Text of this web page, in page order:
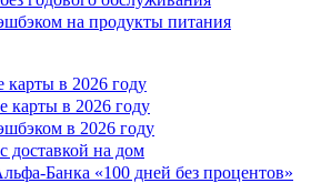
на продукты питания
в 2026 году
карты в 2026 году
в 2026 году
доставкой на дом
Банка «100 дней без процентов»